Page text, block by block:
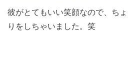
彼がとてもいい笑顔なので、ち
りをしちゃいました。笑